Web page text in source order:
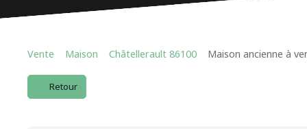
Vente Maison Châtellerault 86100 Maison ancienne à
Retour